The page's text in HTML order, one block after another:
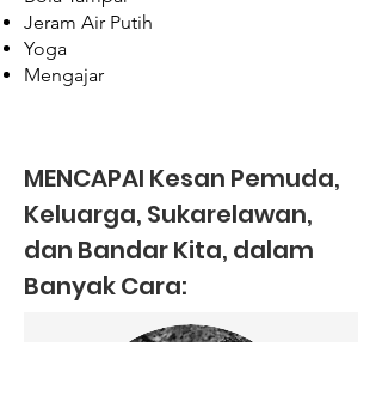
Jeram Air Putih
Yoga
Mengajar
MENCAPAI Kesan Pemuda,
Keluarga, Sukarelawan,
dan Bandar Kita, dalam
Banyak Cara: